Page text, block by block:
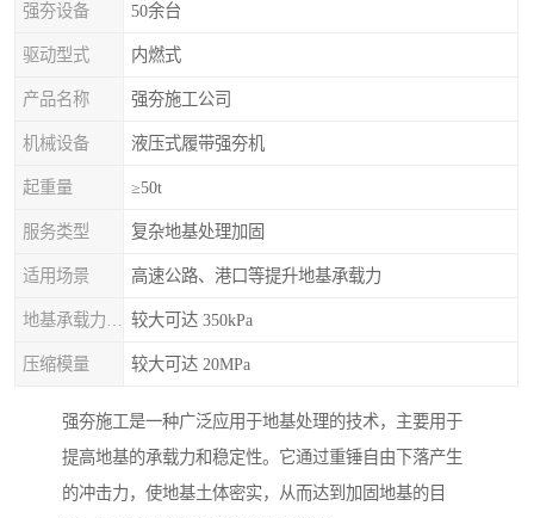
强夯设备 50余台
驱动型式 内燃式
产品名称 强夯施工公司
机械设备 液压式履带强夯机
起重量 ≥50t
服务类型 复杂地基处理加固
适用场景 高速公路、港口等提升地基承载力
较大可达 350kPa
压缩模量 较大可达 20MPa
强夯施工是一种广泛应用于地基处理的技术，主要用于
提高地基的承载力和稳定性。它通过重锤自由下落产生
的冲击力，使地基土体密实，从而达到加固地基的目